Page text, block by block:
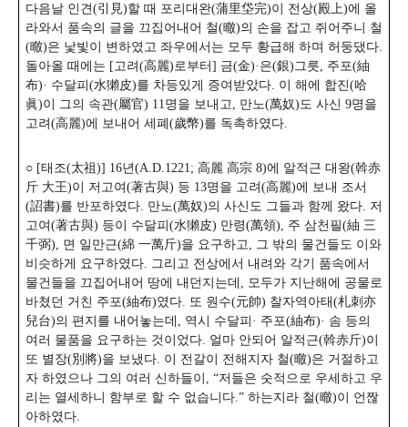
다음날 인견(引見)할 때 포리대완(蒲里垈完)이 전상(殿上)에 올
라와서 품속의 글을 끄집어내어 철(㬚)의 손을 잡고 쥐어주니 철
(㬚)은 낯빛이 변하였고 좌우에서는 모두 황급해 하며 허둥댔다.
돌아올 때에는 [고려(高麗)로부터] 금(金)·은(銀)그릇, 주포(紬
布)· 수달피(水獺皮)를 차등있게 증여받았다. 이 해에 합진(哈
眞)이 그의 속관(屬官) 11명을 보내고, 만노(萬奴)도 사신 9명을
고려(高麗)에 보내어 세폐(歲幣)를 독촉하였다.
○ [태조(太祖)] 16년(A.D.1221; 高麗 高宗 8)에 알적근 대왕(斡赤
斤 大王)이 저고여(著古與) 등 13명을 고려(高麗)에 보내 조서
(詔書)를 반포하였다. 만노(萬奴)의 사신도 그들과 함께 왔다. 저
고여(著古與) 등이 수달피(水獺皮) 만령(萬領), 주 삼천필(紬 三
千弼), 면 일만근(綿 一萬斤)을 요구하고, 그 밖의 물건들도 이와
비슷하게 요구하였다. 그리고 전상에서 내려와 각기 품속에서
물건들을 끄집어내어 땅에 내던지는데, 모두가 지난해에 공물로
바쳤던 거친 주포(紬布)였다. 또 원수(元帥) 찰자역아태(札刺亦
兒台)의 편지를 내어놓는데, 역시 수달피· 주포(紬布)· 솜 등의
여러 물품을 요구하는 것이었다. 얼마 안되어 알적근(斡赤斤)이
또 별장(別將)을 보냈다. 이 전갈이 전해지자 철(㬚)은 거절하고
자 하였으나 그의 여러 신하들이, “저들은 숫적으로 우세하고 우
리는 열세하니 함부로 할 수 없습니다.” 하는지라 철(㬚)이 언짢
아하였다.